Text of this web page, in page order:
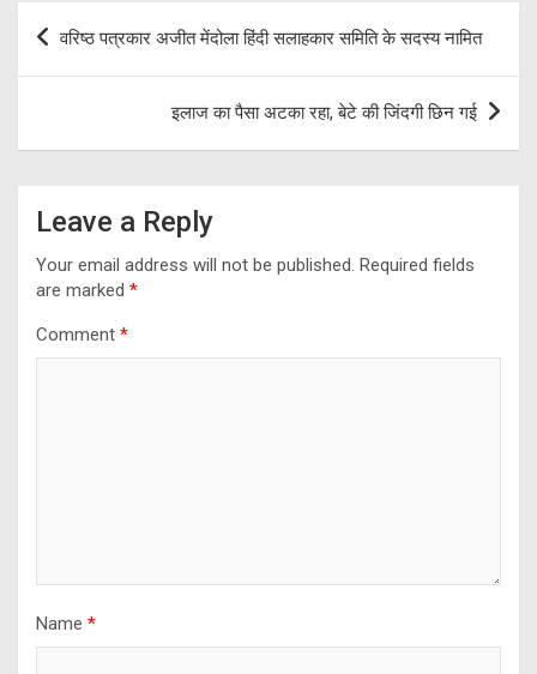
o
k
m
p
p
Post
navigation
वरिष्ठ पत्रकार अजीत मेंदोला हिंदी सलाहकार समिति के सदस्य नामित
इलाज का पैसा अटका रहा, बेटे की जिंदगी छिन गई
Leave a Reply
Your email address will not be published. Required fields
are marked *
Comment *
Name *